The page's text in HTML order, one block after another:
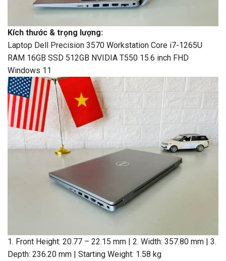
‎Kích thước & trọng lượng‎:
Laptop Dell Precision 3570 Workstation Core i7-1265U
RAM 16GB SSD 512GB NVIDIA T550 15.6 inch FHD
Windows 11
1. Front Height: 20.77 – 22.15 mm | 2. Width: 357.80 mm | 3.
Depth: 236.20 mm | Starting Weight: 1.58 kg